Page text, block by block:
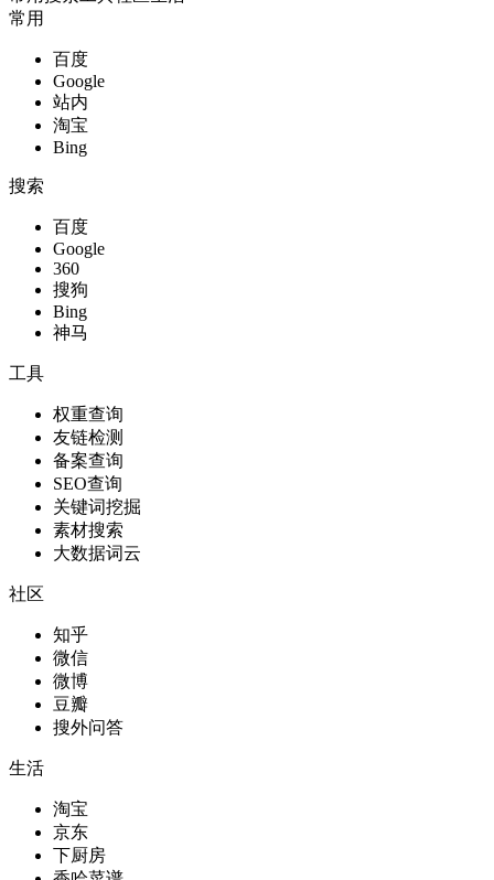
常用
百度
Google
站内
淘宝
Bing
搜索
百度
Google
360
搜狗
Bing
神马
工具
权重查询
友链检测
备案查询
SEO查询
关键词挖掘
素材搜索
大数据词云
社区
知乎
微信
微博
豆瓣
搜外问答
生活
淘宝
京东
下厨房